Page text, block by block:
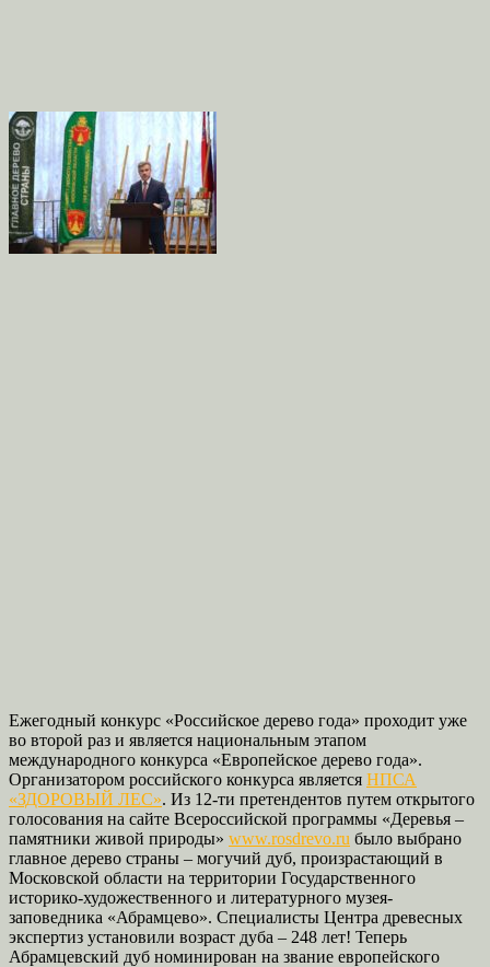
Ежегодный конкурс «Российское дерево года» проходит уже
во второй раз и является национальным этапом
международного конкурса «Европейское дерево года».
Организатором российского конкурса является НПСА
«ЗДОРОВЫЙ ЛЕС». Из 12-ти претендентов путем открытого
голосования на сайте Всероссийской программы «Деревья –
памятники живой природы» www.rosdrevo.ru было выбрано
главное дерево страны – могучий дуб, произрастающий в
Московской области на территории Государственного
историко-художественного и литературного музея-
заповедника «Абрамцево». Специалисты Центра древесных
экспертиз установили возраст дуба – 248 лет! Теперь
Абрамцевский дуб номинирован на звание европейского